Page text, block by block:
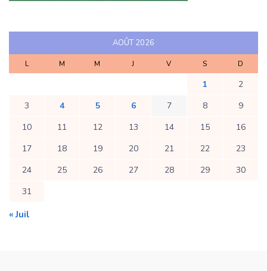
AOÛT 2026
L M M J V S D
1
2
3
4 5 6 7 8
9
10
11 12 13 14 15
16
17
18 19 20 21 22
23
24
25 26 27 28 29
30
31
« Juil